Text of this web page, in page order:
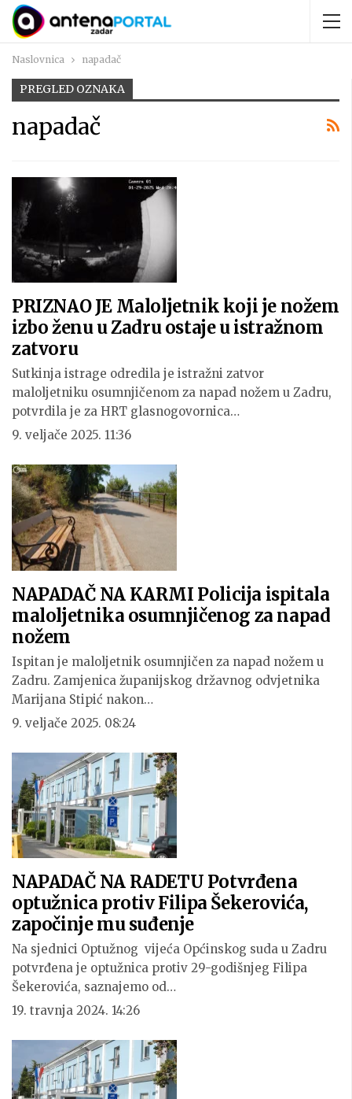
Naslovnica napadač
PREGLED OZNAKA
napadač
PRIZNAO JE Maloljetnik koji je nožem
izbo ženu u Zadru ostaje u istražnom
zatvoru
Sutkinja istrage odredila je istražni zatvor
maloljetniku osumnjičenom za napad nožem u Zadru,
potvrdila je za HRT glasnogovornica…
9. veljače 2025. 11:36
NAPADAČ NA KARMI Policija ispitala
maloljetnika osumnjičenog za napad
nožem
Ispitan je maloljetnik osumnjičen za napad nožem u
Zadru. Zamjenica županijskog državnog odvjetnika
Marijana Stipić nakon…
9. veljače 2025. 08:24
NAPADAČ NA RADETU Potvrđena
optužnica protiv Filipa Šekerovića,
započinje mu suđenje
Na sjednici Optužnog vijeća Općinskog suda u Zadru
potvrđena je optužnica protiv 29-godišnjeg Filipa
Šekerovića, saznajemo od…
19. travnja 2024. 14:26